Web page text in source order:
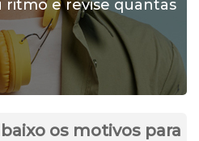
e revise quantas
os motivos para